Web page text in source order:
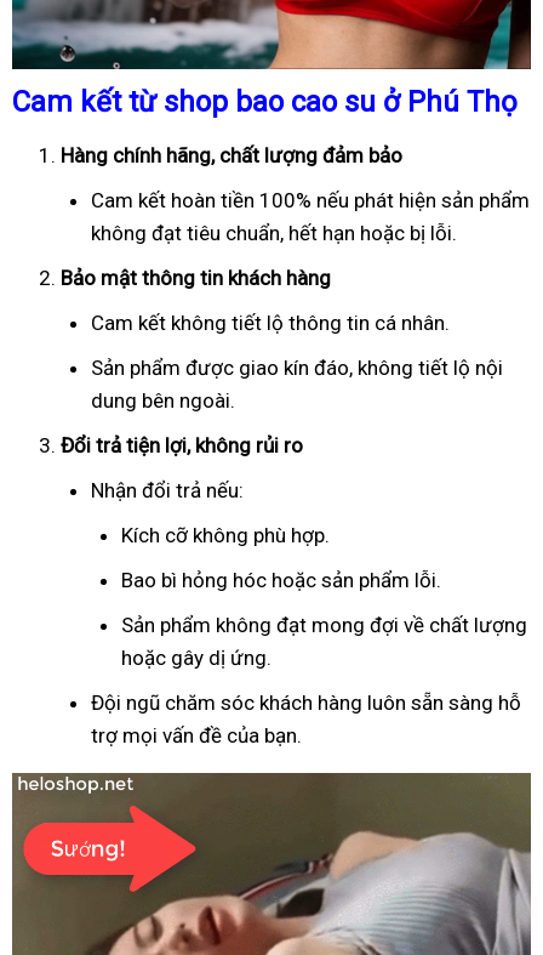
Cam kết từ shop bao cao su ở Phú Thọ
Hàng chính hãng, chất lượng đảm bảo
Cam kết hoàn tiền 100% nếu phát hiện sản phẩm
không đạt tiêu chuẩn, hết hạn hoặc bị lỗi.
Bảo mật thông tin khách hàng
Cam kết không tiết lộ thông tin cá nhân.
Sản phẩm được giao kín đáo, không tiết lộ nội
dung bên ngoài.
Đổi trả tiện lợi, không rủi ro
Nhận đổi trả nếu:
Kích cỡ không phù hợp.
Bao bì hỏng hóc hoặc sản phẩm lỗi.
Sản phẩm không đạt mong đợi về chất lượng
hoặc gây dị ứng.
Đội ngũ chăm sóc khách hàng luôn sẵn sàng hỗ
trợ mọi vấn đề của bạn.